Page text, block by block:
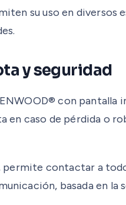
su uso en diversos
y seguridad
con
en caso de pérdida o
permite contactar a
basada en la